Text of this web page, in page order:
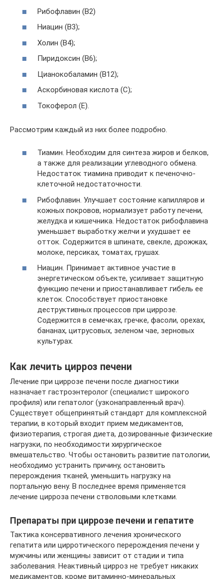
Рибофлавин (В2)
Ниацин (В3);
Холин (В4);
Пиридоксин (В6);
Цианокобаламин (В12);
Аскорбиновая кислота (С);
Токоферол (Е).
Рассмотрим каждый из них более подробно.
Тиамин. Необходим для синтеза жиров и белков,
а также для реализации углеводного обмена.
Недостаток тиамина приводит к печеночно-
клеточной недостаточности.
Рибофлавин. Улучшает состояние капилляров и
кожных покровов, нормализует работу печени,
желудка и кишечника. Недостаток рибофлавина
уменьшает выработку желчи и ухудшает ее
отток. Содержится в шпинате, свекле, дрожжах,
молоке, персиках, томатах, грушах.
Ниацин. Принимает активное участие в
энергетическом объекте, усиливает защитную
функцию печени и приостанавливает гибель ее
клеток. Способствует приостановке
деструктивных процессов при циррозе.
Содержится в семечках, гречке, фасоли, орехах,
бананах, цитрусовых, зеленом чае, зерновых
культурах.
Как лечить цирроз печени
Лечение при циррозе печени после диагностики
назначает гастроэнтеролог (специалист широкого
профиля) или гепатолог (узконаправленный врач).
Существует общепринятый стандарт для комплексной
терапии, в который входит прием медикаментов,
физиотерапия, строгая диета, дозированные физические
нагрузки, по необходимости хирургическое
вмешательство. Чтобы остановить развитие патологии,
необходимо устранить причину, остановить
перерождения тканей, уменьшить нагрузку на
портальную вену. В последнее время применяется
лечение цирроза печени стволовыми клетками.
Препараты при циррозе печени и гепатите
Тактика консервативного лечения хронического
гепатита или цирротического перерождения печени у
мужчины или женщины зависит от стадии и типа
заболевания. Неактивный цирроз не требует никаких
медикаментов, кроме витаминно-минеральных